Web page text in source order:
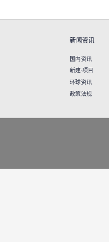
新闻资讯
国内资讯
新建·项目
环球资讯
政策法规